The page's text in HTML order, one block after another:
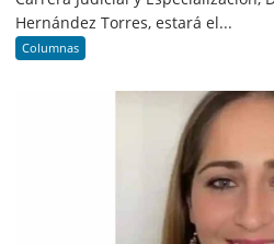
Hernández Torres, estará el...
Columnas